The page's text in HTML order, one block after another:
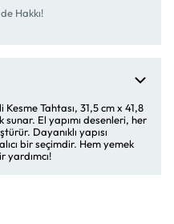
Hakkı!
Tahtası, 31,5 cm x 41,8
sunar. El yapımı desenleri, her
Dayanıklı yapısı
bir seçimdir. Hem yemek
yardımcı!